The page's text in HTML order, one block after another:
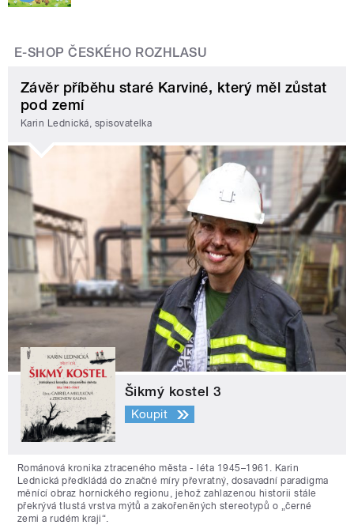
E-SHOP ČESKÉHO ROZHLASU
Závěr příběhu staré Karviné, který měl zůstat
pod zemí
Karin Lednická, spisovatelka
Šikmý kostel 3
Koupit
Románová kronika ztraceného města - léta 1945–1961. Karin
Lednická předkládá do značné míry převratný, dosavadní paradigma
měnící obraz hornického regionu, jehož zahlazenou historii stále
překrývá tlustá vrstva mýtů a zakořeněných stereotypů o „černé
zemi a rudém kraji“.